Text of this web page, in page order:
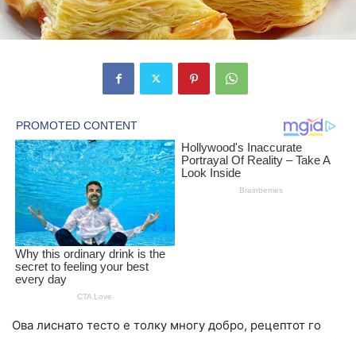
Ова лиснато тесто е толку многу добро, рецептот го